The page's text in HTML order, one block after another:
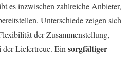
es inzwischen zahlreiche Anbieter,
Unterschiede zeigen sich
der Zusammenstellung,
Liefertreue. Einsorgfältiger